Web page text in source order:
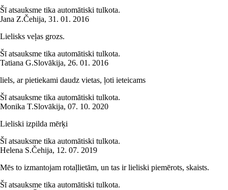
Šī atsauksme tika automātiski tulkota.
Jana Z.Čehija, 31. 01. 2016
Lielisks veļas grozs.
Šī atsauksme tika automātiski tulkota.
Tatiana G.Slovākija, 26. 01. 2016
liels, ar pietiekami daudz vietas, ļoti ieteicams
Šī atsauksme tika automātiski tulkota.
Monika T.Slovākija, 07. 10. 2020
Lieliski izpilda mērķi
Šī atsauksme tika automātiski tulkota.
Helena S.Čehija, 12. 07. 2019
Mēs to izmantojam rotaļlietām, un tas ir lieliski piemērots, skaists.
Šī atsauksme tika automātiski tulkota.